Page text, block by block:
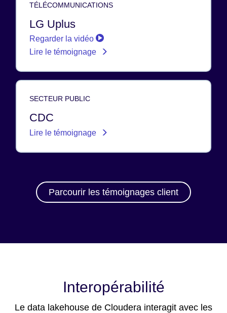
TÉLÉCOMMUNICATIONS
LG Uplus
Regarder la vidéo
Lire le témoignage
SECTEUR PUBLIC
CDC
Lire le témoignage
Parcourir les témoignages client
Interopérabilité
Le data lakehouse de Cloudera interagit avec les